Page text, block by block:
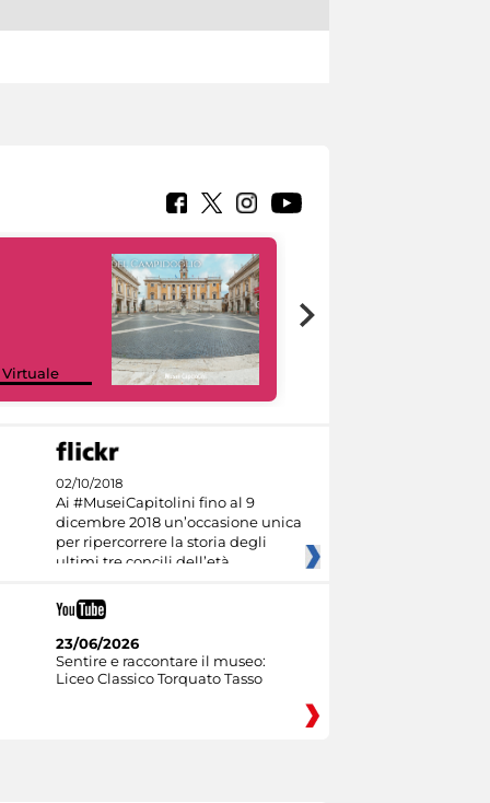
Virtuale
02/10/2018
Ai #MuseiCapitolini fino al 9
dicembre 2018 un’occasione unica
per ripercorrere la storia degli
ultimi tre concili dell’età
23/06/2026
Sentire e raccontare il museo:
Liceo Classico Torquato Tasso